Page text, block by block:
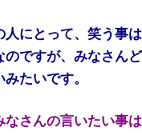
人にとって、笑う事
のですが、みなさん
たいです。
なさんの言いたい事